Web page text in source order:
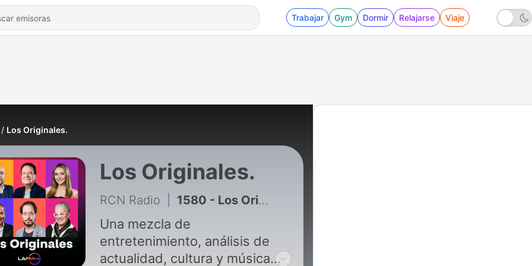
Trabajar Gym Dormir Relajarse Viaje
Los Originales.
Los Originales.
RCN Radio 1580 - Los Originales: 1. La libertad de Oscar Pistorius, el exatleta paralímpico que mató a su novia. 2.Mujer gana la lotería en Italia, pero había tirado el billete a la basura.
Una mezcla de
entretenimiento, análisis de
actualidad, cultura y música